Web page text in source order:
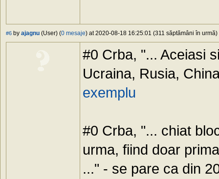
#6 by ajagnu (User) (0 mesaje) at 2020-08-18 16:25:01 (311 săptămâni în urmă)
#0 Crba, "... Aceiasi
Ucraina, Rusia,
exemplu
#0 Crba, "... chiat
urma, fiind doar
..." - se pare ca din